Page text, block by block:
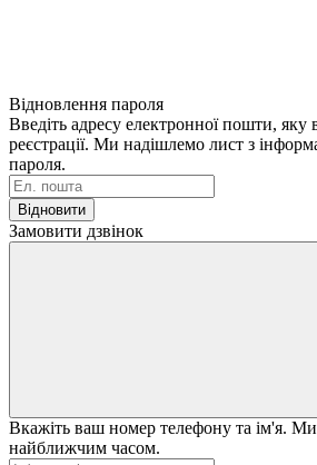
Відновлення пароля
Введіть адресу електронної пошти, яку
реєстрації. Ми надішлемо лист з
пароля.
Відновити
Замовити дзвінок
Вкажіть ваш номер телефону та ім'я.
найближчим часом.